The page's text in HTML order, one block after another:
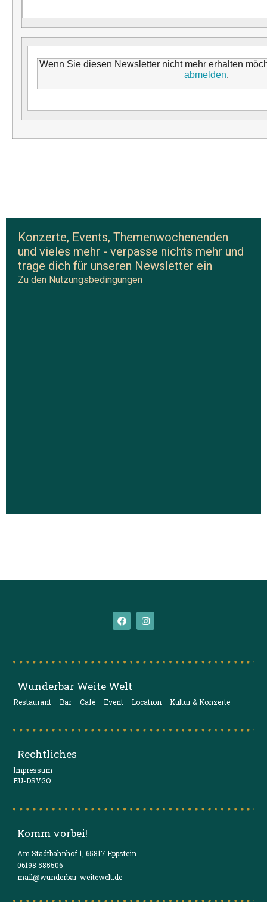
Wenn Sie diesen Newsletter nicht mehr erhalten
abmelden.
Konzerte, Events, Themenwochenenden
und vieles mehr - verpasse nichts mehr und
trage dich für unseren Newsletter ein
Zu den Nutzungsbedingungen
Wunderbar Weite Welt
Restaurant – Bar – Café – Event – Location – Kultur & Konzerte
Rechtliches
Impressum
EU-DSVGO
Komm vorbei!
Am Stadtbahnhof 1, 65817 Eppstein
06198 585506
mail@wunderbar-weitewelt.de